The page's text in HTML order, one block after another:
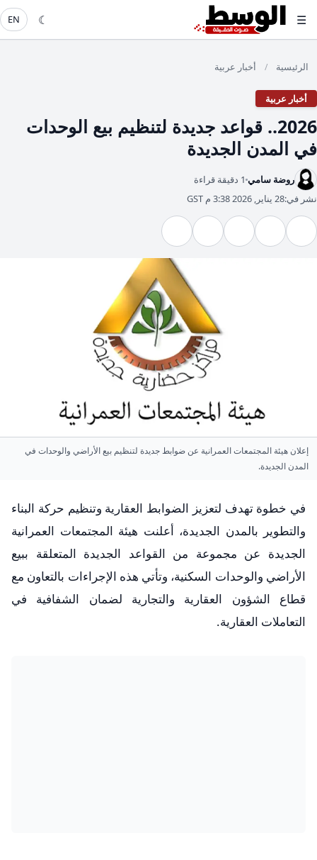
☰
☾
EN
الرئيسية / أخبار عربية
أخبار عربية
2026.. قواعد جديدة لتنظيم بيع الوحدات
في المدن الجديدة
روضة سامي 1 دقيقة قراءة
نشر في:28 يناير, 2026 3:38 م GST
إعلان هيئة المجتمعات العمرانية عن ضوابط جديدة لتنظيم بيع الأراضي والوحدات في
المدن الجديدة.
في خطوة تهدف لتعزيز الضوابط العقارية وتنظيم حركة البناء
والتطوير بالمدن الجديدة، أعلنت هيئة المجتمعات العمرانية
الجديدة عن مجموعة من القواعد الجديدة المتعلقة ببيع
الأراضي والوحدات السكنية، وتأتي هذه الإجراءات بالتعاون مع
قطاع الشؤون العقارية والتجارية لضمان الشفافية في
التعاملات العقارية.